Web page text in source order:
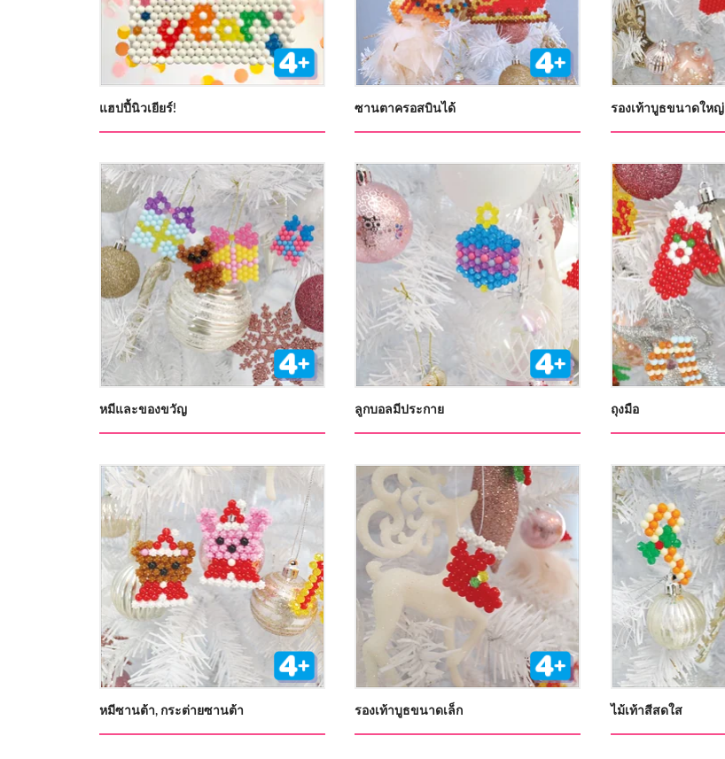
แฮปปี้นิวเยียร์! ซานตาครอสบินได้ รองเท้าบูธขนาดใหญ่
หมีและของขวัญ ลูกบอลมีประกาย ถุงมือ
หมีซานต้า, กระต่ายซานต้า รองเท้าบูธขนาดเล็ก ไม้เท้าสีสดใส